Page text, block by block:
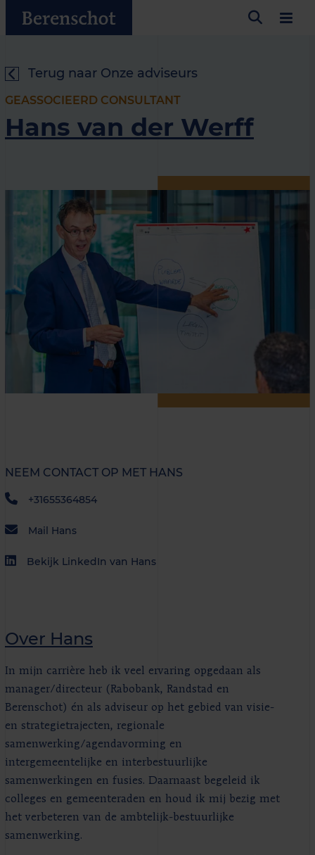
Terug naar Onze adviseurs
GEASSOCIEERD CONSULTANT
Hans van der Werff
Over Hans
In mijn carrière heb ik veel ervaring opgedaan als
manager/directeur (Rabobank, Randstad en
Berenschot) én als adviseur op het gebied van visie-
en strategietrajecten, regionale
samenwerking/agendavorming en
intergemeentelijke en interbestuurlijke
samenwerkingen en fusies. Daarnaast begeleid ik
colleges en gemeenteraden en houd ik mij bezig met
het verbeteren van de ambtelijk-bestuurlijke
samenwerking.
NEEM CONTACT OP MET HANS
+31655364854
Mail Hans
Bekijk LinkedIn van Hans